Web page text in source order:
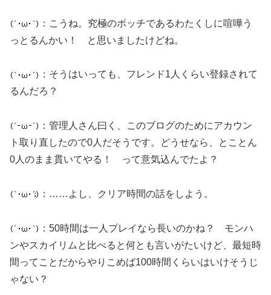
：こうね。究極のボッチであるわたくしに喧嘩う
っとるんかい！ と思いましたけどね。
：そうはいっても、フレンド1人くらい登録されて
るんだろ？
：管理人さん曰く、このブログのためにアカウン
ト取り直したので0人だそうです。どうせなら、とことん
0人のまま貫いてやる！ って意気込んでたよ？
：……よし、クリア時間の話をしよう。
：50時間は一人プレイなら長いのかね？ モンハ
ンやスカイリムと比べると何とも言いがたいけど、最短時
間ってことだからやりこめば100時間くらいはいけそうじ
ゃない？